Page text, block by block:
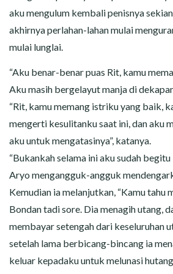
aku mengulum kembali penisnya
akhirnya perlahan-lahan mulai
mulai lunglai.
“Aku benar-benar puas Rit, kamu
Aku masih bergelayut manja di
“Rit, kamu memang istriku yang baik,
mengerti kesulitanku saat ini, dan aku
aku untuk mengatasinya”, katanya.
“Bukankah selama ini aku sudah
Aryo mengangguk-angguk
Kemudian ia melanjutkan, “Kamu tahu
Bondan tadi sore. Dia menagih utang,
membayar setengah dari keseluruhan
setelah lama berbicang-bincang ia
keluar kepadaku untuk melunasi